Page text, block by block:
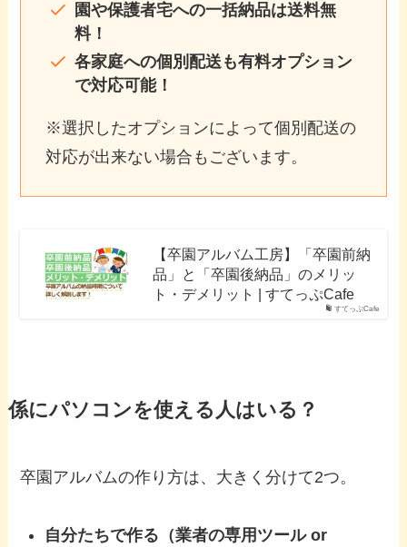
園や保護者宅への一括納品は送料無
料！
各家庭への個別配送も有料オプション
で対応可能！
※選択したオプションによって個別配送の
対応が出来ない場合もございます。
すてっぷCafe
【卒園アルバム工房】「卒園前納
品」と「卒園後納品」のメリッ
ト・デメリット | すてっぷCafe
係にパソコンを使える人はいる？
卒園アルバムの作り方は、大きく分けて2つ。
自分たちで作る（業者の専用ツール or